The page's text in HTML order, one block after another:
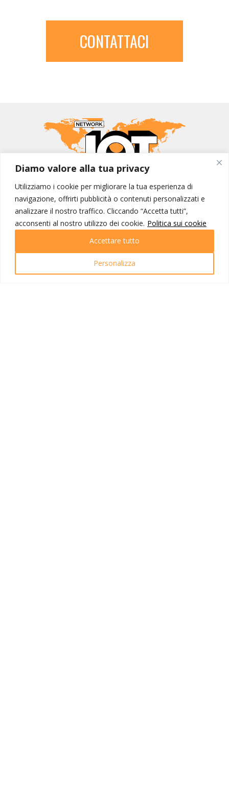
Diamo valore alla tua privacy
Utilizziamo i cookie per migliorare la tua esperienza di
navigazione, offrirti pubblicità o contenuti personalizzati e
analizzare il nostro traffico. Cliccando “Accetta tutti”,
acconsenti al nostro utilizzo dei cookie. Politica sui cookie
Personalizza
Accettare tutto
CONTATTACI
MONDO IOT VIAGGI
Corporate
Contatti
I NOSTRI PRODOTTI
Destinazioni
Partenze